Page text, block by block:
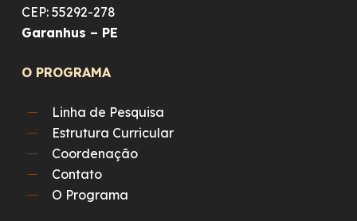
CEP: 55292-278
Garanhus – PE
O PROGRAMA
Linha de Pesquisa
Estrutura Curricular
Coordenação
Contato
O Programa